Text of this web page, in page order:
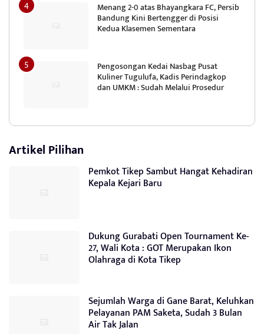
Menang 2-0 atas Bhayangkara FC, Persib
Bandung Kini Bertengger di Posisi
Kedua Klasemen Sementara
Pengosongan Kedai Nasbag Pusat
Kuliner Tugulufa, Kadis Perindagkop
dan UMKM : Sudah Melalui Prosedur
Artikel Pilihan
Pemkot Tikep Sambut Hangat Kehadiran
Kepala Kejari Baru
Dukung Gurabati Open Tournament Ke-
27, Wali Kota : GOT Merupakan Ikon
Olahraga di Kota Tikep
Sejumlah Warga di Gane Barat, Keluhkan
Pelayanan PAM Saketa, Sudah 3 Bulan
Air Tak Jalan